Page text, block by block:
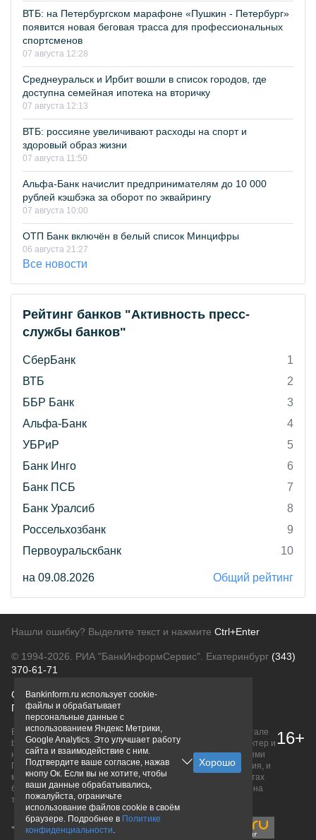
ВТБ: на Петербургском марафоне «Пушкин - Петербург»
появится новая беговая трасса для профессиональных
спортсменов
07 августа 12:28
Среднеуральск и Ирбит вошли в список городов, где
доступна семейная ипотека на вторичку
07 августа 12:13
ВТБ: россияне увеличивают расходы на спорт и
здоровый образ жизни
07 августа 11:50
Альфа-Банк начислит предпринимателям до 10 000
рублей кэшбэка за оборот по эквайрингу
07 августа 10:00
ОТП Банк включён в белый список Минцифры
06 августа 21:27
Все новости
Рейтинг банков "Активность пресс-
службы банков"
СберБанк
1
ВТБ
2
ББР Банк
3
Альфа-Банк
4
УБРиР
5
Банк Инго
6
Банк ПСБ
7
Банк Уралсиб
8
Россельхозбанк
9
Первоуральскбанк
10
на 09.08.2026 Общий рейтинг
Нашли ошибку? Выделите текст и нажмите Ctrl+Enter
© 1994-2026. РИА "БанкИнформСервис". Екатеринбург (343)
370-61-71
О проектеПолитика конфиденциальности
Правовая информацияДля рекламодателей
Вся информация о продуктах банков, размещенная на портале
bankinform.ru, носит исключительно ознакомительный характер и
не является публичной офертой, определяемой положениями
ГК РФ. Информация не содержит точного и полного описания, и
может быть изменена. Конечные условия уточняйте на сайтах
банков или при личном обращении. Исключительное право на
товарные знаки принадлежит их правообладателям.
16+
Bankinform.ru использует cookie-
файлы и обрабатывает
персональные данные с
использованием Яндекс Метрики,
Google Analytics. Это улучшает работу
сайта и взаимодействие с ним.
Подтвердите ваше согласие, нажав
кнопу Ок. Если вы не хотите, чтобы
ваши данные обрабатывались,
пожалуйста, ограничьте
использование файлов cookie в своём
браузере. Подробнее в Политике
конфиденциальности.